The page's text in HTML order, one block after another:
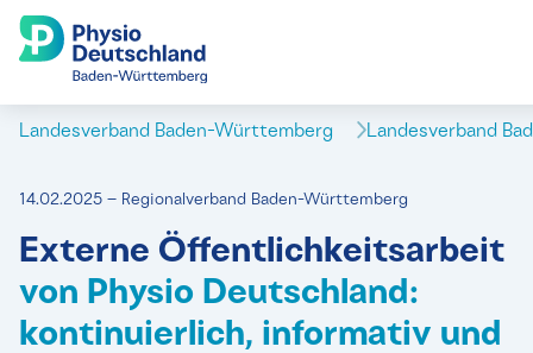
Landesverband Baden-Württemberg Landesverband
14.02.2025 – Regionalverband Baden-Württemberg
Externe Öffentlichkeitsarbeit
von Physio Deutschland:
kontinuierlich, informativ und